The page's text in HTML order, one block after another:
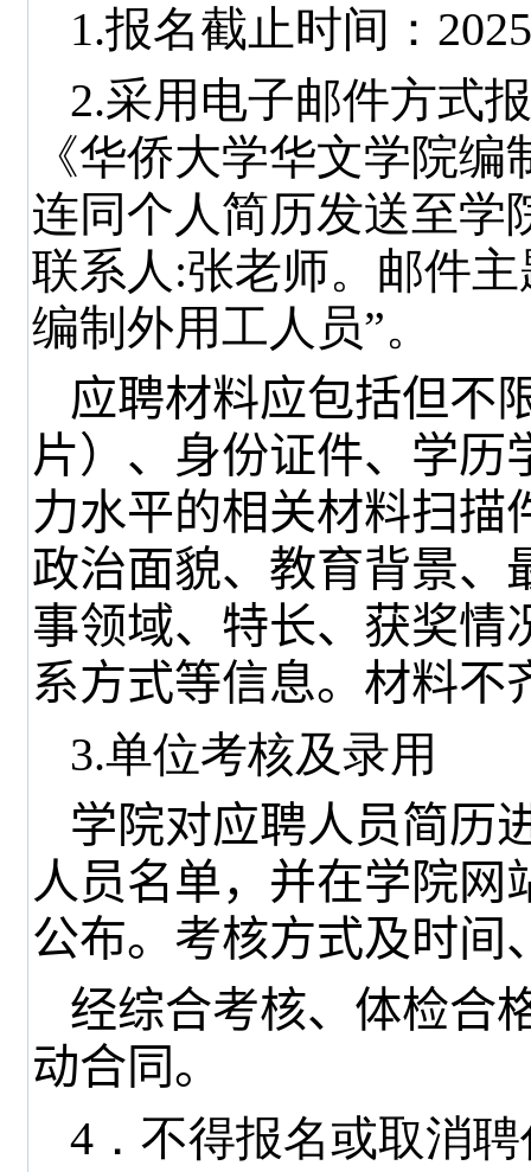
1.报名截止时间： 2025
2.采用电子邮件方式
《华侨大学华文学院
连同个人简历发送至学
联系人 :张老师。邮件
编制外用工人员”。
应聘材料应包括但不
片）、身份证件、学历
力水平的相关材料扫描
政治面貌、教育背景、
事领域、特长、获奖情
系方式等信息。材料不
3.单位考核及录用
学院对应聘人员简历
人员名单，并在学院网
公布。考核方式及时间
经综合考核、体检合
动合同。
4．不得报名或取消